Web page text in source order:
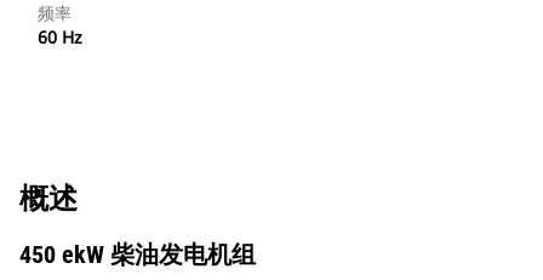
频率
60 Hz
概述
450 ekW 柴油发电机组